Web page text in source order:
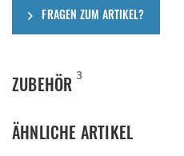
FRAGEN ZUM ARTIKEL?
ZUBEHÖR 3
ÄHNLICHE ARTIKEL